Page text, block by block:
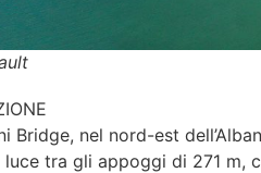
Bridge, nel nord-est
tra gli appoggi di 271 m,